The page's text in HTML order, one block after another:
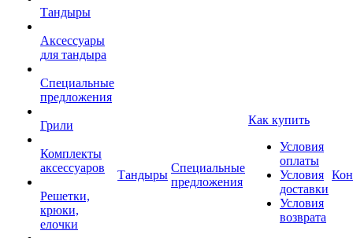
Тандыры
Аксессуары
для тандыра
Специальные
предложения
Грили
Комплекты
аксессуаров
Решетки,
крюки,
елочки
Тандыры
Специальные
предложения
Как купить
Условия
оплаты
Условия
доставки
Условия
возврата